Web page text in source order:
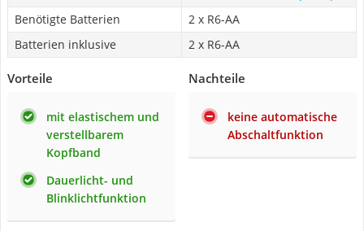
Benötigte Batterien
2 x R6-AA
Batterien inklusive
2 x R6-AA
Vorteile
mit elastischem und
verstellbarem
Kopfband
Dauerlicht- und
Blinklichtfunktion
Nachteile
keine automatische
Abschaltfunktion